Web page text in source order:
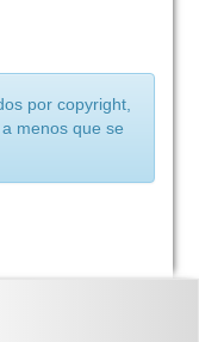
por copyright,
menos que se